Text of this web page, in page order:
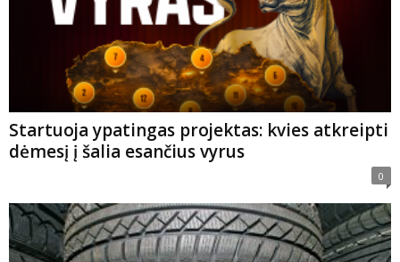
Startuoja ypatingas projektas: kvies atkreipti
dėmesį į šalia esančius vyrus
0